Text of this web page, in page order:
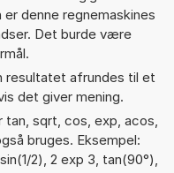
denne regnemaskines
Det burde være
resultatet afrundes til et
det giver mening.
sqrt, cos, exp, acos,
bruges. Eksempel:
2), 2 exp 3, tan(90°),